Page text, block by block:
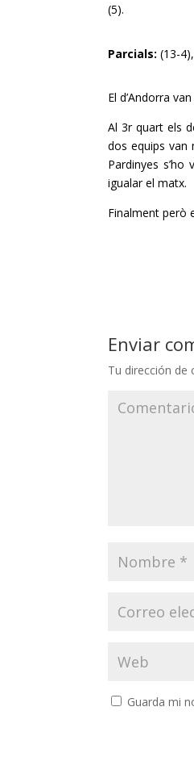
(5).
Parcials: (13-
El d’Andorra
Al 3r quart els
dos equips van
Pardinyess’ho
igualar el matx.
Finalment però
Enviar
Tu dirección de
Guarda mi